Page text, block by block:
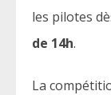
les pilotes
de 14h.
La